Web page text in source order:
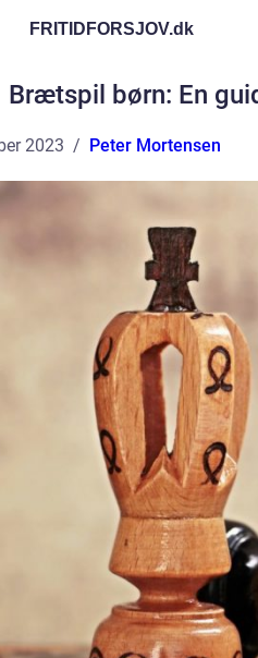
FRITIDFORSJOV.dk
Brætspil børn: En
2023 Peter Mortensen